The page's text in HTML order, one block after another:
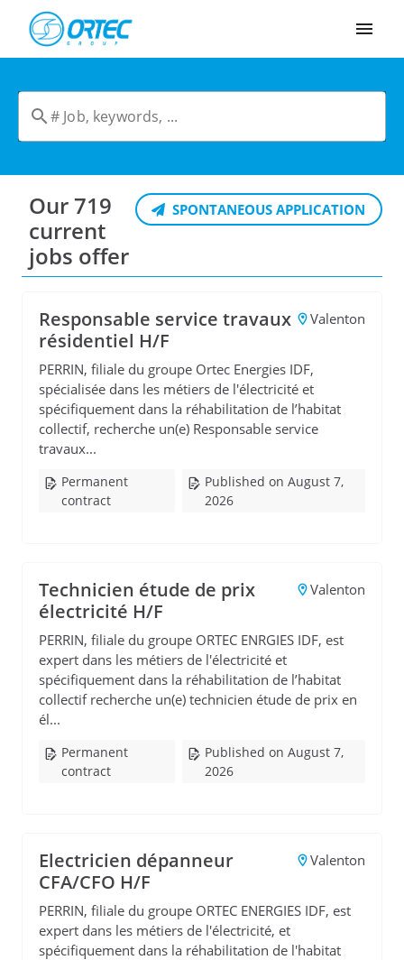
Our 719
current
jobs offer
SPONTANEOUS APPLICATION
Responsable service travaux
résidentiel H/F
Valenton
PERRIN, filiale du groupe Ortec Energies IDF,
spécialisée dans les métiers de l'électricité et
spécifiquement dans la réhabilitation de l’habitat
collectif, recherche un(e) Responsable service
travaux...
Permanent
contract
Published on August 7,
2026
Technicien étude de prix
électricité H/F
Valenton
PERRIN, filiale du groupe ORTEC ENRGIES IDF, est
expert dans les métiers de l'électricité et
spécifiquement dans la réhabilitation de l’habitat
collectif recherche un(e) technicien étude de prix en
él...
Permanent
contract
Published on August 7,
2026
Electricien dépanneur
CFA/CFO H/F
Valenton
PERRIN, filiale du groupe ORTEC ENERGIES IDF, est
expert dans les métiers de l'électricité, et
spécifiquement dans la réhabilitation de l'habitat
Cookies management panel